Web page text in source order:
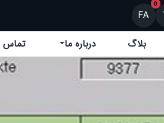
0
FA
بلاگ درباره ما تماس